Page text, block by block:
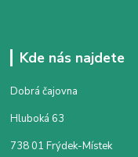
Kde nás najdete
Dobrá čajovna
Hluboká 63
738 01 Frýdek-Místek